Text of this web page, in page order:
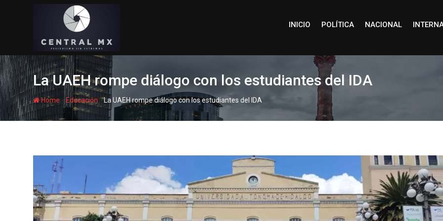
INICIO POLÍTICA NACIONAL
La UAEH rompe diálogo con los estudiantes del IDA
Home - Educación -La UAEH rompe diálogo con los estudiantes del IDA